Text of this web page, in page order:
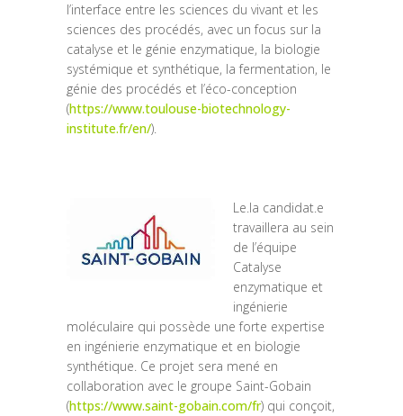
l’interface entre les sciences du vivant et les
sciences des procédés, avec un focus sur la
catalyse et le génie enzymatique, la biologie
systémique et synthétique, la fermentation, le
génie des procédés et l’éco-conception
(https://www.toulouse-biotechnology-
institute.fr/en/).
Le.la candidat.e
travaillera au sein
de l’équipe
Catalyse
enzymatique et
ingénierie
moléculaire qui possède une forte expertise
en ingénierie enzymatique et en biologie
synthétique. Ce projet sera mené en
collaboration avec le groupe Saint-Gobain
(https://www.saint-gobain.com/fr) qui conçoit,